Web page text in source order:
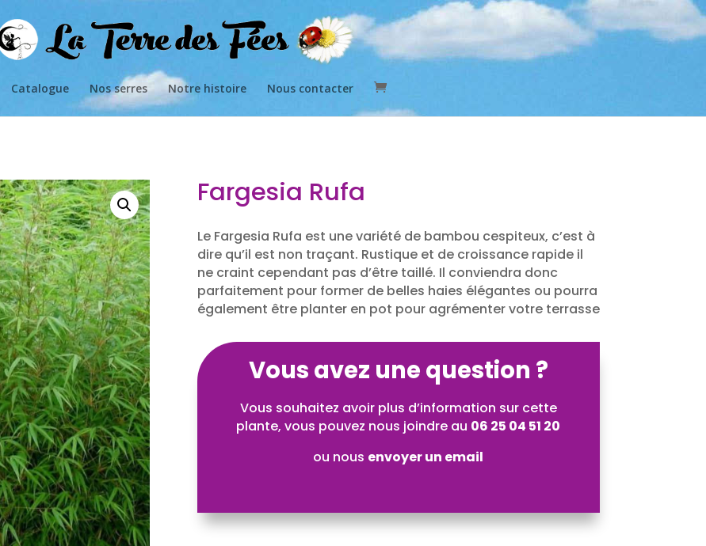
Catalogue Nos serres Notre histoire Nous contacter
Fargesia Rufa
Le Fargesia Rufa est une variété de bambou cespiteux, c’est à
dire qu’il est non traçant. Rustique et de croissance rapide il
ne craint cependant pas d’être taillé. Il conviendra donc
parfaitement pour former de belles haies élégantes ou pourra
également être planter en pot pour agrémenter votre terrasse
Vous avez une question ?
Vous souhaitez avoir plus d’information sur cette
plante, vous pouvez nous joindre au 06 25 04 51 20
ou nous envoyer un email